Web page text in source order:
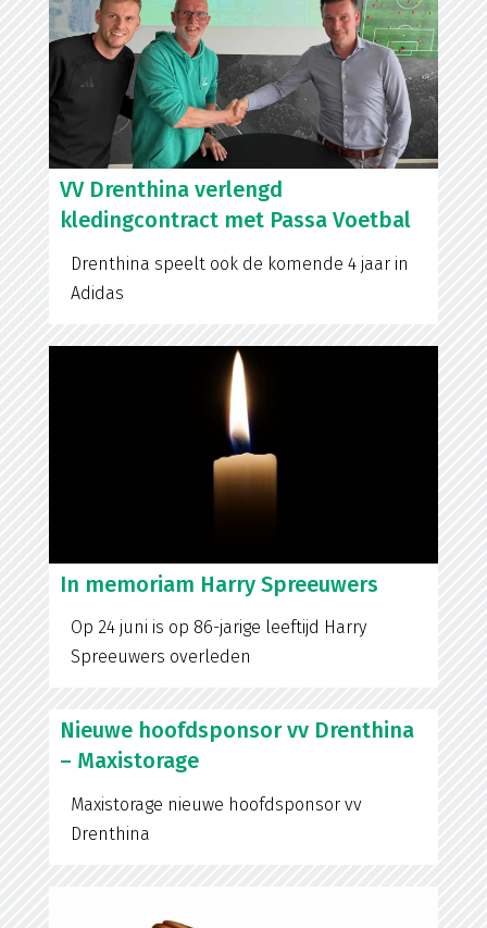
VV Drenthina verlengd
kledingcontract met Passa Voetbal
Drenthina speelt ook de komende 4 jaar in
Adidas
In memoriam Harry Spreeuwers
Op 24 juni is op 86-jarige leeftijd Harry
Spreeuwers overleden
Nieuwe hoofdsponsor vv Drenthina
– Maxistorage
Maxistorage nieuwe hoofdsponsor vv
Drenthina